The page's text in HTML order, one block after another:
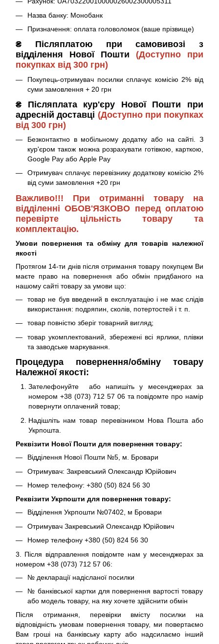
Назва банку: Монобанк
Призначення: оплата головоломок (ваше прізвище)
₴ Післяплатою при самовивозі з
відділення Нової Пошти (Доступно при
покупках від 300 грн)
Покупець-отримувач посилки сплачує комісію 2% від
суми замовлення + 20 грн
₴ Післяплата кур'єру Нової Пошти при
адресній доставці (Доступно при покупках
від 300 грн)
Безконтактно в мобільному додатку або на сайті. З
кур'єром також можна розрахувати готівкою, карткою,
Google Pay або Apple Pay
Отримувач сплачує перевізнику додаткову комісію 2%
від суми замовлення +20 грн
Важливо!!! При отриманні товару на
відділенні ОБОВ'ЯЗКОВО перед оплатою
перевірте цільність товару та
комплектацію.
Умови повернення та обміну для товарів належної
якості
Протягом 14-ти днів після отримання товару покупцем Ви
маєте право на повернення або обмін придбаного на
нашому сайті товару за умови що:
товар не був введений в експлуатацію і не має слідів
використання: подряпин, сколів, потертостей і т. п.
товар повністю зберіг товарний вигляд;
товар укомплектований, збережені всі ярлики, плівки
та заводське маркування.
Процедура повернення/обміну товару
Належної якості:
Зателефонуйте або напишіть у месенджерах за
номером +38 (073) 712 57 06 та повідомте про намір
повернути оплачений товар;
Надішліть нам товар перевізником Нова Пошта або
Укрпошта.
Реквізити Нової Пошти для повернення товару:
Відділення Нової Пошти №5, м. Бровари
Отримувач: Закревський Олександр Юрійович
Номер телефону: +380 (50) 824 56 30
Реквізити Укрпошти для повернення товару:
Відділення Укрпошти №07402, м Бровари
Отримувач Закревський Олександр Юрійович
Номер телефону +380 (50) 824 56 30
3. Після відправлення повідомте нам у месенджерах за
номером +38 (073) 712 57 06:
№ декларації надісланої посилки
№ банківської картки для повернення вартості товару
або модель товару, на яку хочете здійснити обмін
Після отримання, перевірки вмісту посилки на
відповідність умовам повернення товару, ми повертаємо
Вам гроші на банківську карту або надсилаємо інший